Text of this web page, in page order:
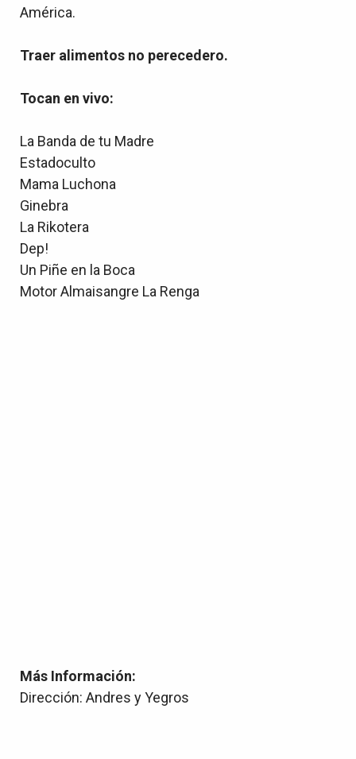
América.
Traer alimentos no perecedero.
Tocan en vivo:
La Banda de tu Madre
Estadoculto
Mama Luchona
Ginebra
La Rikotera
Dep!
Un Piñe en la Boca
Motor Almaisangre La Renga
Más Información:
Dirección: Andres y Yegros